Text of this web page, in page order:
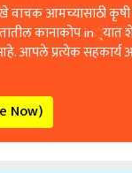
कानाकोप
प्रत्येक सहकार्य
Now)